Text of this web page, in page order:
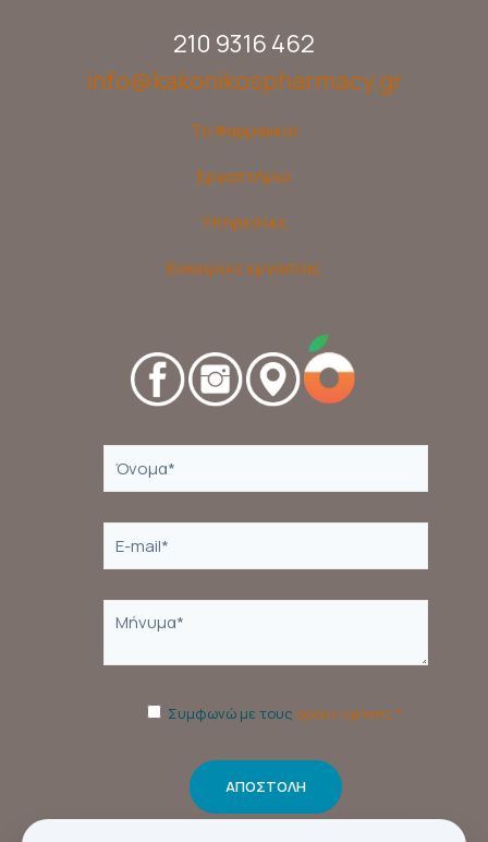
210 9316 462
info@kakonikospharmacy.gr
Το Φαρμακείο
Εργαστήριο
Υπηρεσίες
Ευκαιρίες εργασίας
Συμφωνώ με τους όρους χρήσης *